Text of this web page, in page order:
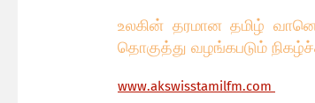
உலகின் தரமான தமிழ்
தொகுத்து வழங்கபடும்
www.akswisstamilfm.com